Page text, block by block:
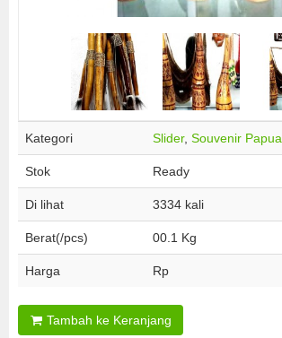
Kategori Slider, Souvenir Papua
Stok Ready
Di lihat 3334 kali
Berat(/pcs) 00.1 Kg
Harga Rp
Tambah ke Keranjang